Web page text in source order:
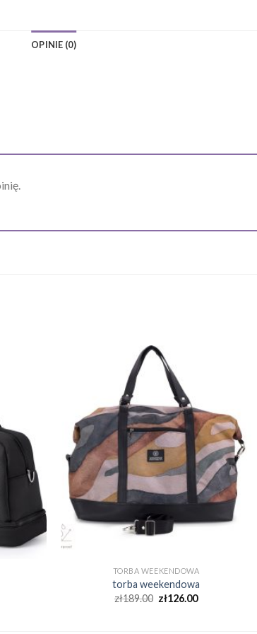
OPINIE (0)
TORBA WEEKENDOWA
torba weekendowa
zł189.00 zł126.00